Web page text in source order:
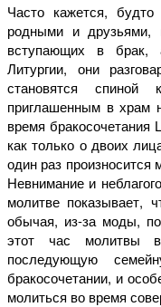
Часто кажется,
родными и
вступающих в брак,
Литургии, они
становятся
приглашенным в храм
время
как только о двоих
один раз произносится
Невнимание и
молитве показывает,
обычая, из-за моды,
этот час молитвы
последующую
бракосочетании, и
молиться во время